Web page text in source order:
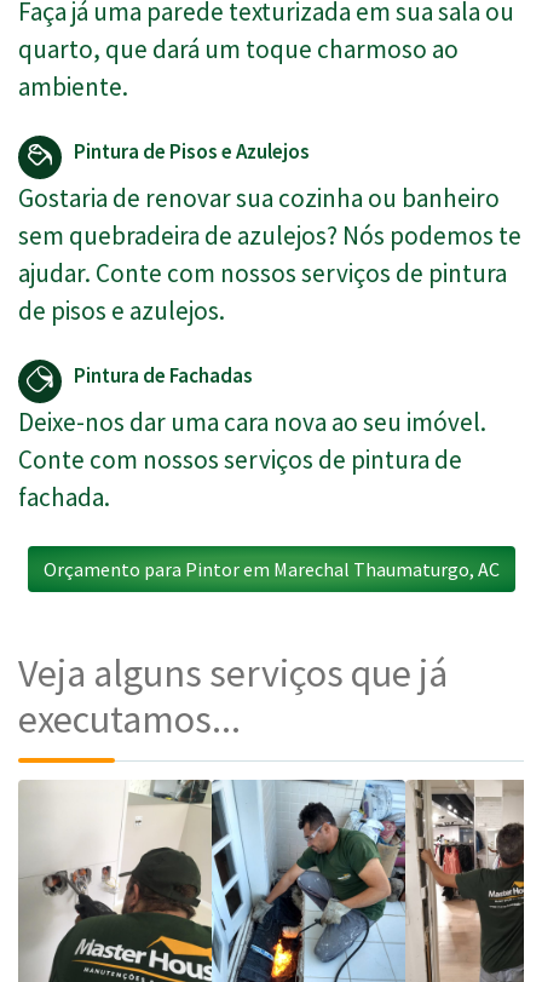
Faça já uma parede texturizada em sua sala ou
quarto, que dará um toque charmoso ao
ambiente.
Pintura de Pisos e Azulejos
Gostaria de renovar sua cozinha ou banheiro
sem quebradeira de azulejos? Nós podemos te
ajudar. Conte com nossos serviços de pintura
de pisos e azulejos.
Pintura de Fachadas
Deixe-nos dar uma cara nova ao seu imóvel.
Conte com nossos serviços de pintura de
fachada.
Orçamento para Pintor em Marechal Thaumaturgo, AC
Veja alguns serviços que já
executamos...